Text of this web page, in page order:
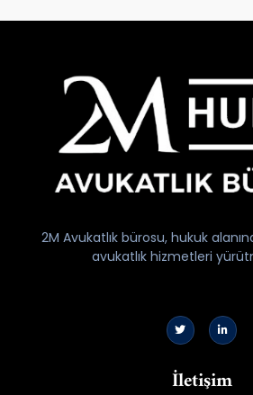
2M Avukatlık bürosu, hukuk
avukatlık hizmetleri
İletişim